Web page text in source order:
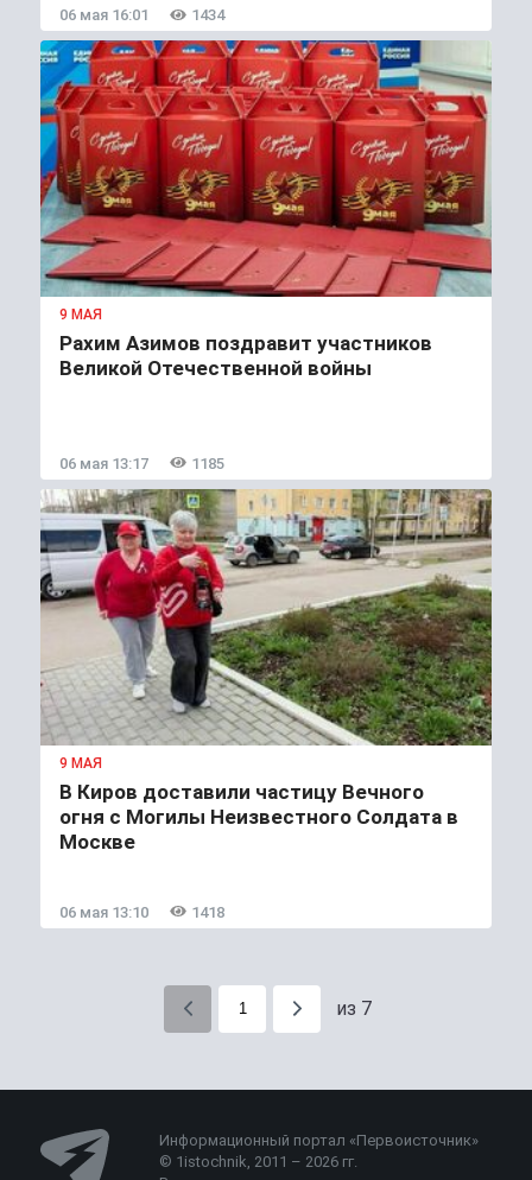
06 мая 16:01 1434
9 МАЯ
Рахим Азимов поздравит участников
Великой Отечественной войны
06 мая 13:17 1185
9 МАЯ
В Киров доставили частицу Вечного
огня с Могилы Неизвестного Солдата в
Москве
06 мая 13:10 1418
из 7
Информационный портал «Первоисточник»
© 1istochnik, 2011 – 2026 гг.